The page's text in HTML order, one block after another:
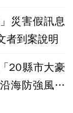
災害假訊息
者到案說明
20縣市大豪
海防強風、